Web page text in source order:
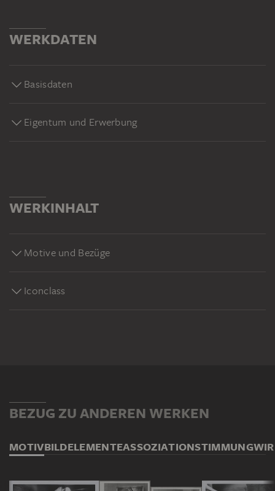
WERKDATEN
Basisdaten
Eigentum und Erwerbung
WERKINHALT
Motive und Bezüge
Iconclass
BEZUG ZU ANDEREN WERKEN
MOTIVBILDELEMENTEASSOZIATIONSTIMMUNG